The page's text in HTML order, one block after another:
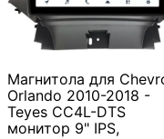
Магнитола для
Orlando 2010-2018 -
Teyes CC4L-DTS
монитор 9" IPS,